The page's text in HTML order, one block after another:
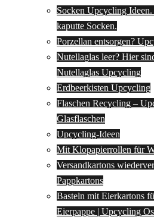
Socken Upcycling
kaputte Socken.
Porzellan entsorgen?
Nutellaglas leer? Hier
Nutellaglas Upcycling
Erdbeerkisten Upcycling
Flaschen Recycling –
Glasflaschen
Upcycling-Ideen
Mit Klopapierrollen für
Versandkartons
Pappkartons
Basteln mit Eierkartons
Eierpappe | Upcycling